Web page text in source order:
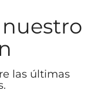
las últimas